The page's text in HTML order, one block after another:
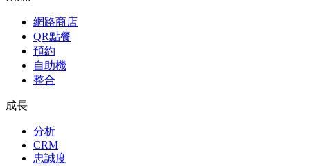
網路商店
QR點餐
預約
自助機
整合
成長
分析
CRM
忠誠度